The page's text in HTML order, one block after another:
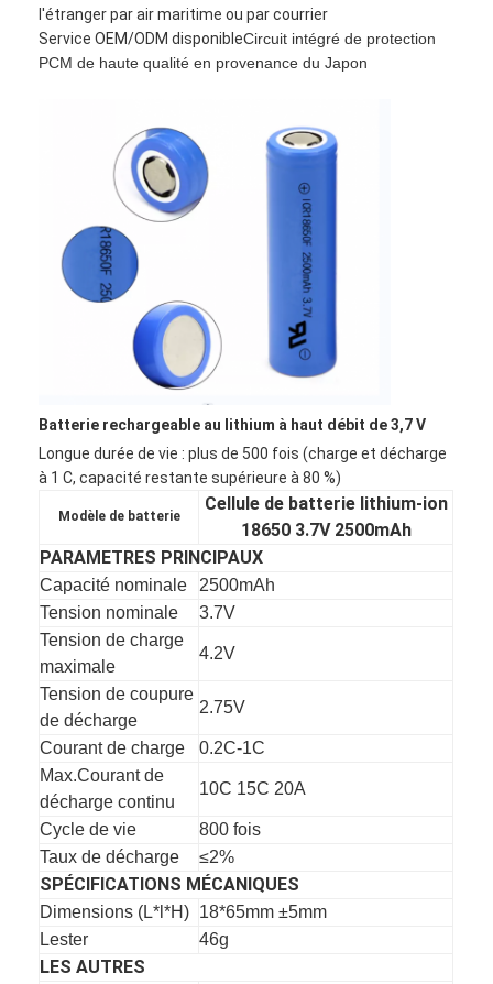
Produits
Au sujet de nous
l'étranger par air maritime ou par courrier
Service OEM/ODM disponibleCircuit intégré de protection
PCM de haute qualité en provenance du Japon
Batterie rechargeable au lithium à haut débit de 3,7 V
Longue durée de vie : plus de 500 fois (charge et décharge
à 1 C, capacité restante supérieure à 80 %)
Modèle de batterie
Cellule de batterie lithium-ion
18650 3.7V 2500mAh
PARAMETRES PRINCIPAUX
Capacité nominale
2500mAh
Tension nominale
3.7V
Tension de charge
maximale
4.2V
Tension de coupure
de décharge
2.75V
Courant de charge
0.2C-1C
Max.Courant de
décharge continu
10C 15C 20A
Cycle de vie
800 fois
Taux de décharge
≤2%
SPÉCIFICATIONS MÉCANIQUES
Dimensions (L*l*H) 18*65mm ±5mm
Lester
46g
LES AUTRES